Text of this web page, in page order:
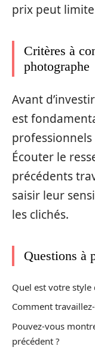
prix peut
Critères à
photographe
Avant
est
Écouter le
précédents
saisir leur
les clichés.
Questions à
Quel est votre
Comment
Pouvez-vous
précédent ?